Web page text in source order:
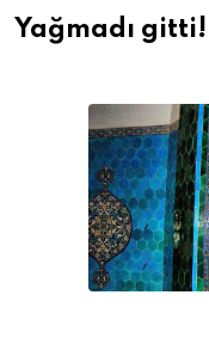
Yağmadı gitti!